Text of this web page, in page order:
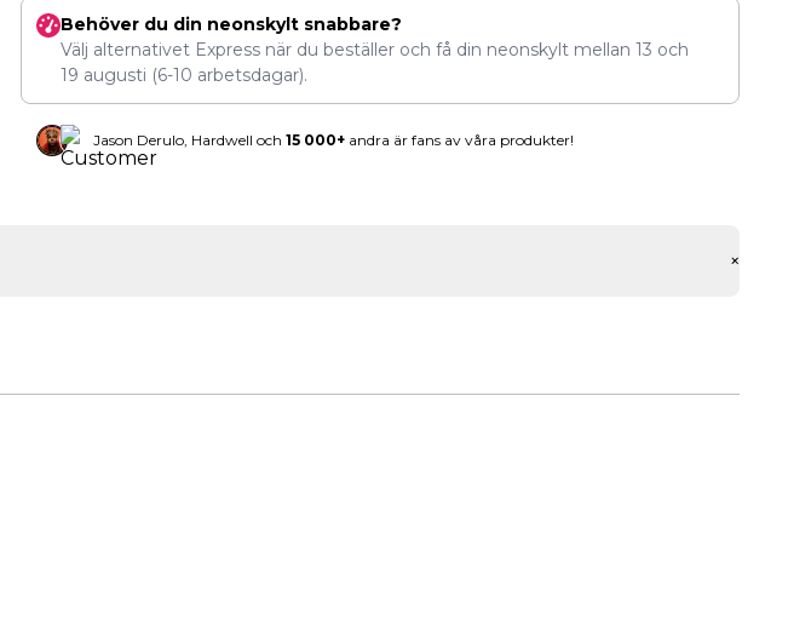
Behöver du din neonskylt snabbare?
Välj alternativet Express när du beställer och få din neonskylt mellan 13 och
19 augusti (6-10 arbetsdagar).
Jason Derulo, Hardwell och 15 000+andra är fans av våra produkter!
+